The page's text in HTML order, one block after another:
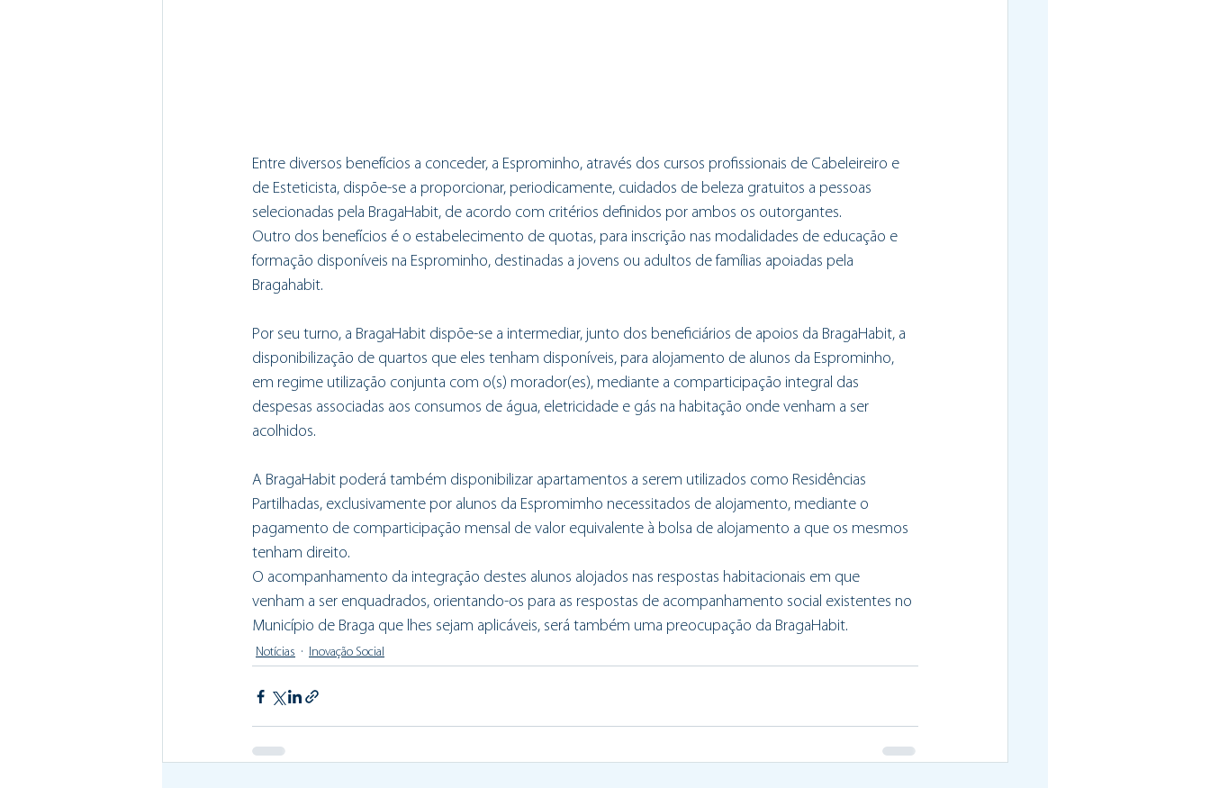
Entre diversos benefícios a conceder, a Esprominho, através dos cursos profissionais de Cabeleireiro e
de Esteticista, dispõe-se a proporcionar, periodicamente, cuidados de beleza gratuitos a pessoas
selecionadas pela BragaHabit, de acordo com critérios definidos por ambos os outorgantes.
Outro dos benefícios é o estabelecimento de quotas, para inscrição nas modalidades de educação e
formação disponíveis na Esprominho, destinadas a jovens ou adultos de famílias apoiadas pela
Bragahabit.
Por seu turno, a BragaHabit dispõe-se a intermediar, junto dos beneficiários de apoios da BragaHabit, a
disponibilização de quartos que eles tenham disponíveis, para alojamento de alunos da Esprominho,
em regime utilização conjunta com o(s) morador(es), mediante a comparticipação integral das
despesas associadas aos consumos de água, eletricidade e gás na habitação onde venham a ser
acolhidos.
A BragaHabit poderá também disponibilizar apartamentos a serem utilizados como Residências
Partilhadas, exclusivamente por alunos da Espromimho necessitados de alojamento, mediante o
pagamento de comparticipação mensal de valor equivalente à bolsa de alojamento a que os mesmos
tenham direito.
O acompanhamento da integração destes alunos alojados nas respostas habitacionais em que
venham a ser enquadrados, orientando-os para as respostas de acompanhamento social existentes no
Município de Braga que lhes sejam aplicáveis, será também uma preocupação da BragaHabit.
Notícias Inovação Social